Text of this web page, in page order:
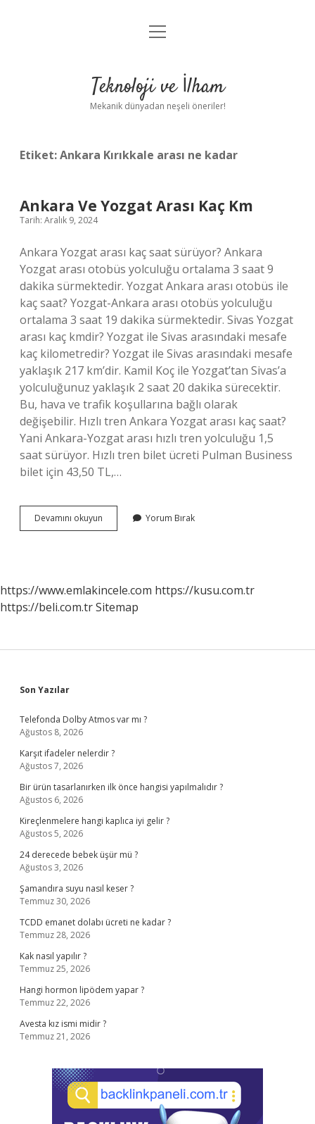
Anasayfa
Yasal Uyarı
menüyü
Teknoloji ve İlham
Mekanik dünyadan neşeli öneriler!
Etiket:Ankara Kırıkkale arası ne kadar
Ankara Ve Yozgat Arası Kaç Km
Tarih: Aralık 9, 2024
Ankara Yozgat arası kaç saat sürüyor? Ankara
Yozgat arası otobüs yolculuğu ortalama 3 saat 9
dakika sürmektedir. Yozgat Ankara arası otobüs ile
kaç saat? Yozgat-Ankara arası otobüs yolculuğu
ortalama 3 saat 19 dakika sürmektedir. Sivas Yozgat
arası kaç kmdir? Yozgat ile Sivas arasındaki mesafe
kaç kilometredir? Yozgat ile Sivas arasındaki mesafe
yaklaşık 217 km’dir. Kamil Koç ile Yozgat’tan Sivas’a
yolculuğunuz yaklaşık 2 saat 20 dakika sürecektir.
Bu, hava ve trafik koşullarına bağlı olarak
değişebilir. Hızlı tren Ankara Yozgat arası kaç saat?
Yani Ankara-Yozgat arası hızlı tren yolculuğu 1,5
saat sürüyor. Hızlı tren bilet ücreti Pulman Business
bilet için 43,50 TL,…
Devamını okuyun
Ve
Yorum Bırak
https://www.emlakincele.com https://kusu.com.tr
https://beli.com.trSitemap
Sidebar
Son Yazılar
Telefonda Dolby Atmos var mı ?
Ağustos 8, 2026
Karşıt ifadeler nelerdir ?
Ağustos 7, 2026
Bir ürün tasarlanırken ilk önce hangisi yapılmalıdır ?
Ağustos 6, 2026
Kireçlenmelere hangi kaplıca iyi gelir ?
Ağustos 5, 2026
24 derecede bebek üşür mü ?
Ağustos 3, 2026
Şamandıra suyu nasıl keser ?
Temmuz 30, 2026
TCDD emanet dolabı ücreti ne kadar ?
Temmuz 28, 2026
Kak nasıl yapılır ?
Temmuz 25, 2026
Hangi hormon lipödem yapar ?
Temmuz 22, 2026
Avesta kız ismi midir ?
Temmuz 21, 2026